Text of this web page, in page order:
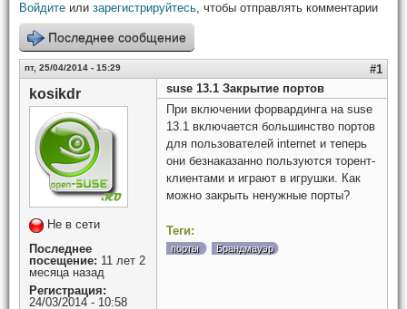
Войдите или зарегистрируйтесь, чтобы отправлять комментарии
Последнее сообщение
пт, 25/04/2014 - 15:29 #1
kosikdr
Не в сети
Последнее
посещение: 11 лет 2
месяца назад
Регистрация:
24/03/2014 - 10:58
suse 13.1 Закрытие портов
При включении форвардинга на suse
13.1 включается большинство портов
для пользователей internet и теперь
они безнаказанно пользуются торент-
клиентами и играют в игрушки. Как
можно закрыть ненужные порты?
Теги:
порты Брандмауэр